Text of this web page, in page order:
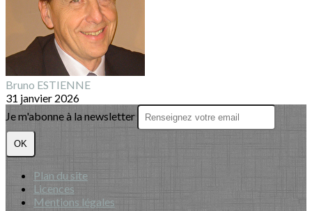
Bruno ESTIENNE
31 janvier 2026
Je m'abonne à la newsletter
OK
Plan du site
Licences
Mentions légales